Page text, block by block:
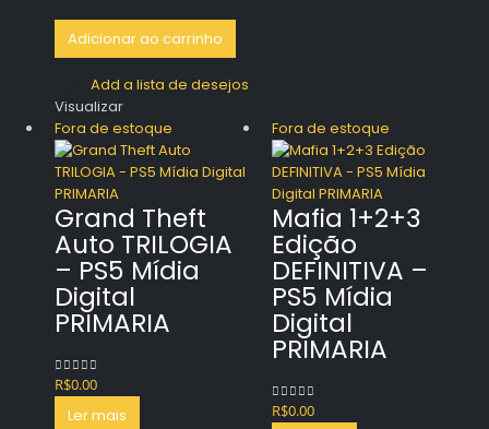
Adicionar ao carrinho
Add a lista de desejos
Visualizar
Fora de estoque
Grand Theft
Auto TRILOGIA
– PS5 Mídia
Digital
PRIMARIA
0out of 5
R$0.00
Ler mais
Fora de estoque
Mafia 1+2+3
Edição
DEFINITIVA –
PS5 Mídia
Digital
PRIMARIA
0out of 5
R$0.00